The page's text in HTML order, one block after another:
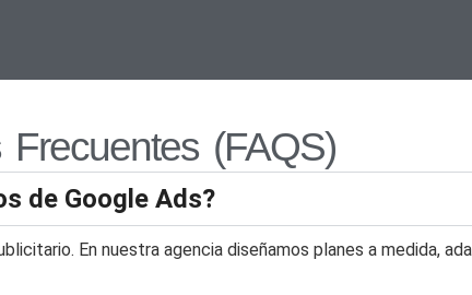
Frecuentes (FAQS)
de Google Ads?
En nuestra agencia diseñamos planes a medida,